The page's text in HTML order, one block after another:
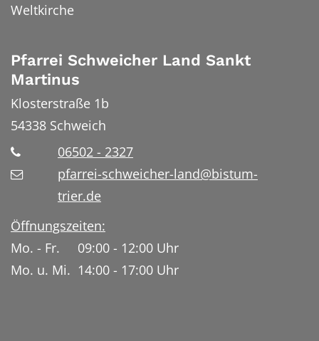
Weltkirche
Pfarrei Schweicher Land Sankt
Martinus
Klosterstraße 1b
54338 Schweich
06502 - 2327
pfarrei-schweicher-land@bistum-
trier.de
Öffnungszeiten:
Mo. - Fr. 09:00 - 12:00 Uhr
Mo. u. Mi. 14:00 - 17:00 Uhr